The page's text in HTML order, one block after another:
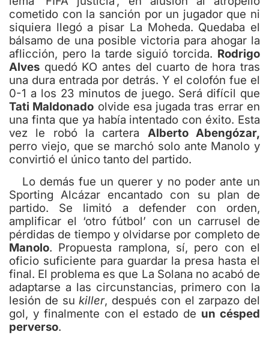
cometido con la sanción por un jugador que ni
siquiera llegó a pisar La Moheda. Quedaba el
bálsamo de una posible victoria para ahogar la
aflicción, pero la tarde siguió torcida. Rodrigo
Alves quedó KO antes del cuarto de hora tras
una dura entrada por detrás. Y el colofón fue el
0-1 a los 23 minutos de juego. Será difícil que
Tati Maldonado olvide esa jugada tras errar en
una finta que ya había intentado con éxito. Esta
vez le robó la cartera Alberto Abengózar,
perro viejo, que se marchó solo ante Manolo y
convirtió el único tanto del partido.
Lo demás fue un querer y no poder ante un
Sporting Alcázar encantado con su plan de
partido. Se limitó a defender con orden,
amplificar el ‘otro fútbol’ con un carrusel de
pérdidas de tiempo y olvidarse por completo de
Manolo. Propuesta ramplona, sí, pero con el
oficio suficiente para guardar la presa hasta el
final. El problema es que La Solana no acabó de
adaptarse a las circunstancias, primero con la
lesión de sukiller, después con el zarpazo del
gol, y finalmente con el estado de un césped
perverso.